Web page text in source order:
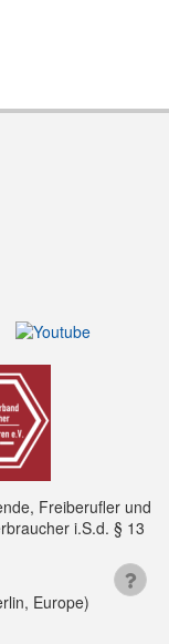
Freiberufler und
i.S.d. § 13
Europe)